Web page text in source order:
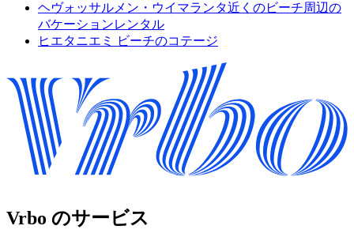
ヘヴォッサルメン・ウイマランタ近くのビーチ周辺の
バケーションレンタル
ヒエタニエミ ビーチのコテージ
Vrbo のサービス